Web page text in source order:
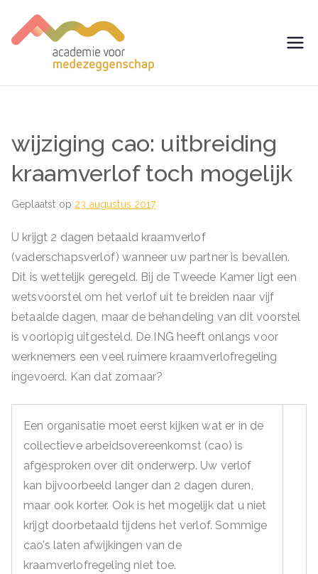
naar
de
voor
Medezegg
enschap
wijziging cao: uitbreiding
kraamverlof toch mogelijk
Geplaatst op 23 augustus 2017
U krijgt 2 dagen betaald kraamverlof
(vaderschapsverlof) wanneer uw partner is bevallen.
Dit is wettelijk geregeld. Bij de Tweede Kamer ligt een
wetsvoorstel om het verlof uit te breiden naar vijf
betaalde dagen, maar de behandeling van dit voorstel
is voorlopig uitgesteld. De ING heeft onlangs voor
werknemers een veel ruimere kraamverlofregeling
ingevoerd. Kan dat zomaar?
Een organisatie moet eerst kijken wat er in de
collectieve arbeidsovereenkomst (cao) is
afgesproken over dit onderwerp. Uw verlof
kan bijvoorbeeld langer dan 2 dagen duren,
maar ook korter. Ook is het mogelijk dat u niet
krijgt doorbetaald tijdens het verlof. Sommige
cao’s laten afwijkingen van de
kraamverlofregeling niet toe.